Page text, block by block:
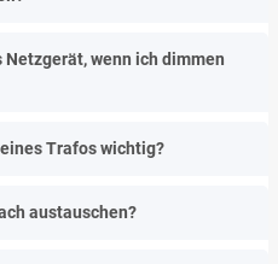
wenn ich dimmen
Trafos wichtig?
austauschen?